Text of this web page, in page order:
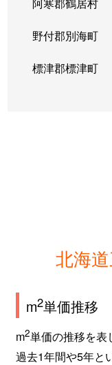
野付郡別海町
標津郡標津町
北海
m2単価推移
m2単価の推移を表
過去1年間や5年と